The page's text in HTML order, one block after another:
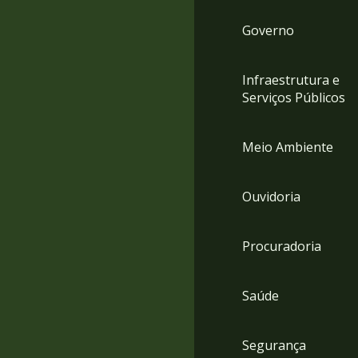
Governo
Infraestrutura e
Serviços Públicos
Meio Ambiente
Ouvidoria
Procuradoria
Saúde
Segurança